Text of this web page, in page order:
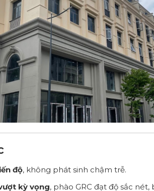
độ, không phát sinh chậm trễ.
kỳ vọng, phào GRC đạt độ sắc